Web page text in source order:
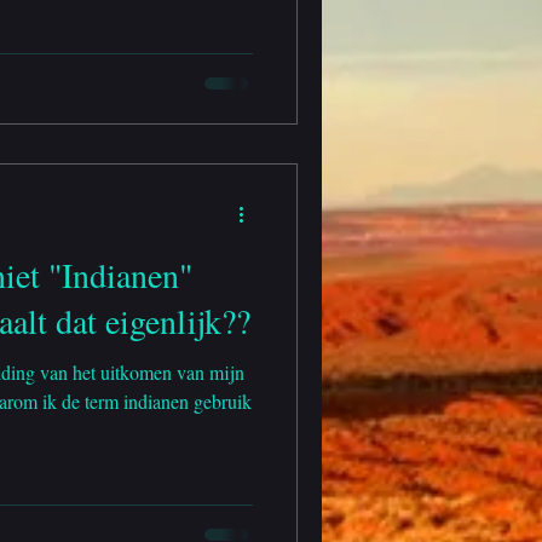
"Indianen"
dat eigenlijk??
van het uitkomen van mijn
ik de term indianen gebruik